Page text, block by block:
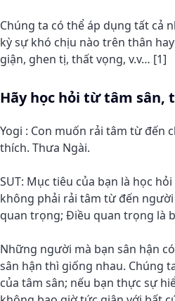
Chúng ta có thể áp dụng tất cả
kỳ sự khó chịu nào trên thân
giận, ghen tị, thất vọng, v.v… [1]
Hãy học hỏi từ tâm
Yogi : Con muốn rải tâm từ đến
thích. Thưa Ngài.
SUT: Mục tiêu của bạn là học
không phải rải tâm từ đến
quan trọng; Điều quan trọng là
Những người mà bạn sân hận
sân hận thì giống nhau. Chúng
của tâm sân; nếu bạn thực sự